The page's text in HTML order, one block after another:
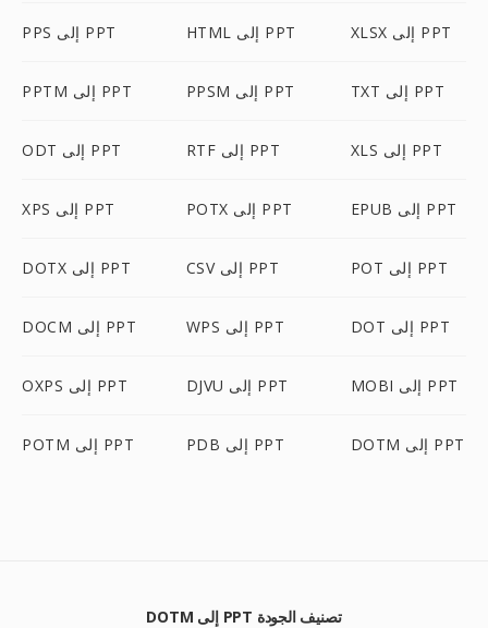
PPS إلى PPT HTML إلى PPT XLSX إلى PPT
PPTM إلى PPT PPSM إلى PPT TXT إلى PPT
ODT إلى PPT RTF إلى PPT XLS إلى PPT
XPS إلى PPT POTX إلى PPT EPUB إلى PPT
DOTX إلى PPT CSV إلى PPT POT إلى PPT
DOCM إلى PPT WPS إلى PPT DOT إلى PPT
OXPS إلى PPT DJVU إلى PPT MOBI إلى PPT
POTM إلى PPT PDB إلى PPT DOTM إلى PPT
DOTM إلى PPT تصنيف الجودة